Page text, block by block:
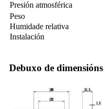
Presión atmosférica
Peso
Humidade relativa
Instalación
Debuxo de dimensións